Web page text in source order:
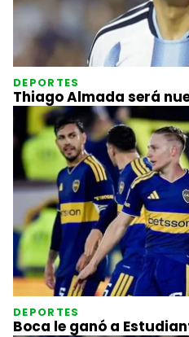
DEPORTES
Thiago Almada será
DEPORTES
Boca le ganó a